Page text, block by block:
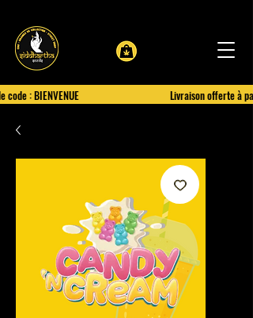
: BIENVENUE Livraison offerte à